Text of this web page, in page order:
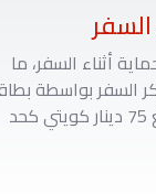
أثناء السفر، ما
السفر بواسطة
بنك الخليج الائتمانية (بمبلغ 75 دينار كويتي كحد